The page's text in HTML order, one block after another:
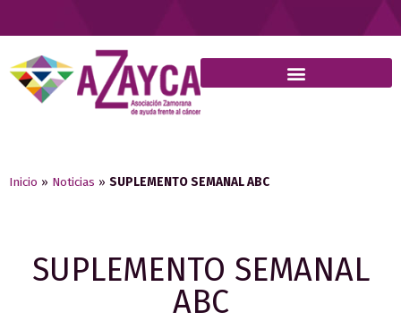
Inicio » Noticias » SUPLEMENTO SEMANAL ABC
SUPLEMENTO SEMANAL
ABC